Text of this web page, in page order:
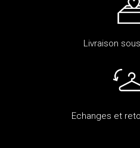
Livraison
Echanges et